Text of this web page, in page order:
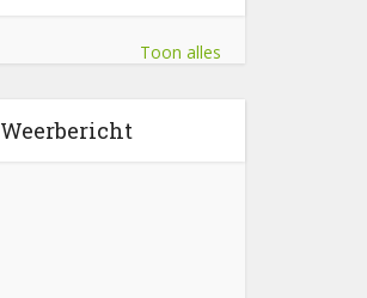
Toon alles
Weerbericht